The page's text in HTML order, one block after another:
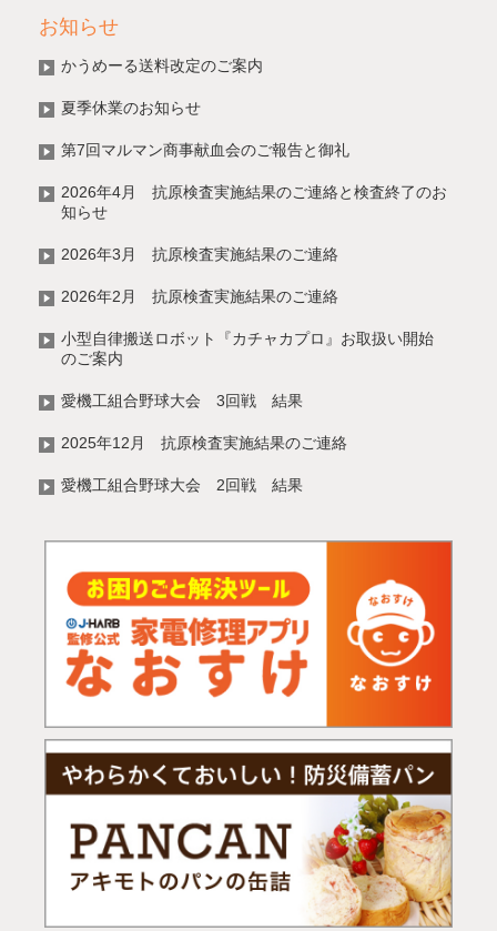
お知らせ
かうめーる送料改定のご案内
夏季休業のお知らせ
第7回マルマン商事献血会のご報告と御礼
2026年4月 抗原検査実施結果のご連絡と検査終了のお
知らせ
2026年3月 抗原検査実施結果のご連絡
2026年2月 抗原検査実施結果のご連絡
小型自律搬送ロボット『カチャカプロ』お取扱い開始
のご案内
愛機工組合野球大会 3回戦 結果
2025年12月 抗原検査実施結果のご連絡
愛機工組合野球大会 2回戦 結果